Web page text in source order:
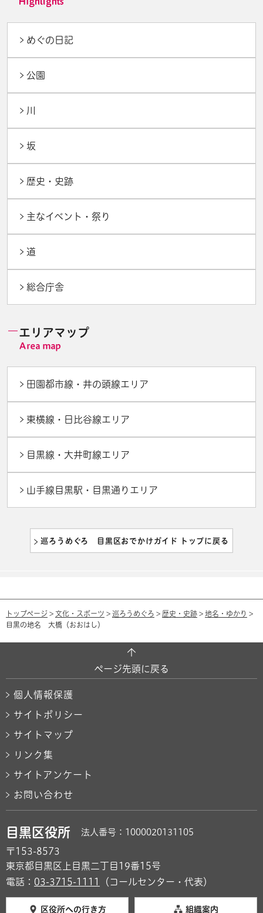
めぐの日記
公園
川
坂
歴史・史跡
主なイベント・祭り
道
総合庁舎
エリアマップ
田園都市線・井の頭線エリア
東横線・日比谷線エリア
目黒線・大井町線エリア
山手線目黒駅・目黒通りエリア
巡ろうめぐろ 目黒区おでかけガイド トップに戻る
トップページ > 文化・スポーツ > 巡ろうめぐろ > 歴史・史跡 > 地名・ゆかり >
目黒の地名 大橋（おおはし）
ページ先頭に戻る
個人情報保護
サイトポリシー
サイトマップ
リンク集
サイトアンケート
お問い合わせ
目黒区役所 法人番号：1000020131105
〒153-8573
東京都目黒区上目黒二丁目19番15号
電話： 03-3715-1111 （コールセンター・代表）
区役所への行き方 組織案内